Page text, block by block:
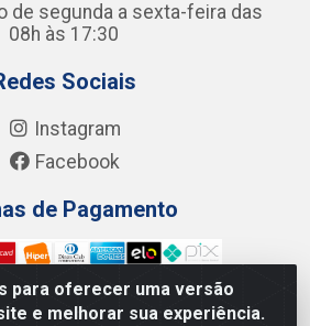
para oferecer uma versão
e melhorar sua experiência.
de segunda a sexta-feira das
08h às 17:30
Sociais
Instagram
Facebook
de Pagamento